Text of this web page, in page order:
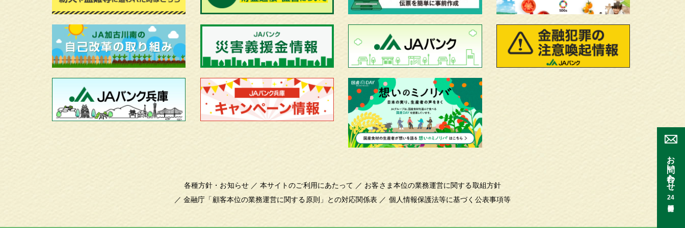
お問い合わせ
24
各種方針・お知らせ ／本サイトのご利用にあたって ／ お客さま本位の業務運営に関する取組方針
／金融庁「顧客本位の業務運営に関する原則」との対応関係表 ／ 個人情報保護法等に基づく公表事項等